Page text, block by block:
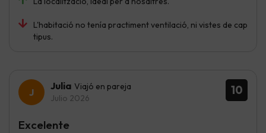
L'habitació no tenía practiment ventilació, ni vistes de cap
tipus.
10
Julia Viajó en pareja
Julio 2026
Excelente